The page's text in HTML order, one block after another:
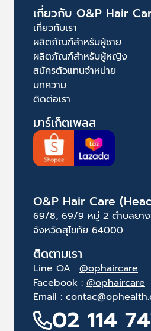
เกี่ยวกับ O&P Hair
เกี่ยวกับเรา
ผลิตภัณฑ์สำหรับผู้ชาย
ผลิตภัณฑ์สำหรับผู้หญิง
สมัครตัวแทนจำหน่าย
บทความ
ติดต่อเรา
มาร์เก็ตเพลส
O&P Hair Care
69/8, 69/9 หมู่ 2 ตำบลยาง
จังหวัดสุโขทัย 64000
ติดตามเรา
Line OA : @ophaircare
Facebook : @ophaircare
Email :
02 114